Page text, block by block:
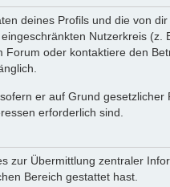
deines Profils und die von
Nutzerkreis (z.
oder kontaktiere den
er auf Grund gesetzlicher
erforderlich sind.
zur Übermittlung zentraler
Bereich gestattet hast.